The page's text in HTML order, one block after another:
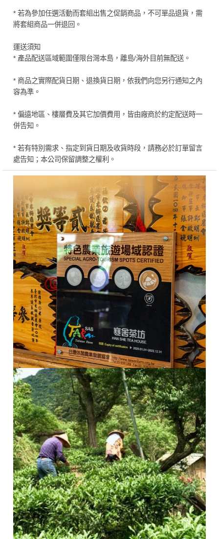
* 若為參加任選活動而套組出售之促銷商品，不可單品退貨，需
將套組商品一併退回。
運送須知
* 產品配送區域範圍僅限台灣本島，離島/海外目前無配送。
* 商品之實際配貨日期、退換貨日期，依我們向您另行通知之內
容為準。
* 偏遠地區、樓層費及其它加價費用，皆由廠商於約定配送時一
併告知。
* 若有特別需求、指定到貨日期及收貨時段，請務必於訂單留言
處告知；本公司保留調整之權利。